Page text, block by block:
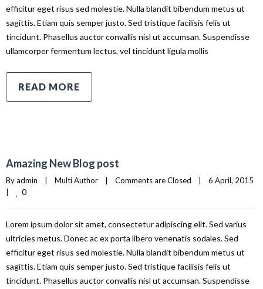
efficitur eget risus sed molestie. Nulla blandit bibendum metus ut
sagittis. Etiam quis semper justo. Sed tristique facilisis felis ut
tincidunt. Phasellus auctor convallis nisl ut accumsan. Suspendisse
ullamcorper fermentum lectus, vel tincidunt ligula mollis
READ MORE
Amazing New Blog post
By admin Multi Author Comments are Closed
0
Lorem ipsum dolor sit amet, consectetur adipiscing elit. Sed varius
ultricies metus. Donec ac ex porta libero venenatis sodales. Sed
efficitur eget risus sed molestie. Nulla blandit bibendum metus ut
sagittis. Etiam quis semper justo. Sed tristique facilisis felis ut
tincidunt. Phasellus auctor convallis nisl ut accumsan. Suspendisse